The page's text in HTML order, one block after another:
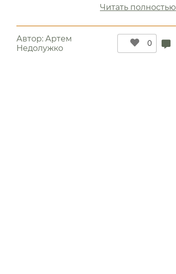
Читать полностью
Автор: Артем
Недолужко
0